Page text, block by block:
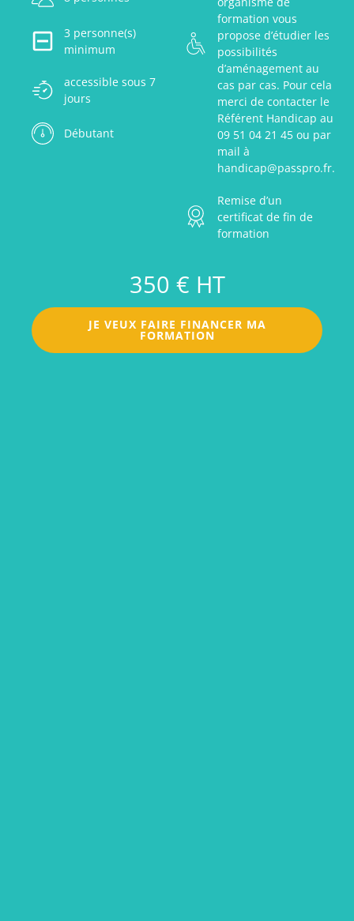
3 personne(s)
minimum
accessible sous 7
jours
Débutant
formation vous
propose d’étudier les
possibilités
d’aménagement au
cas par cas. Pour cela
merci de contacter le
Référent Handicap au
09 51 04 21 45 ou par
mail à
handicap@passpro.fr.
Remise d’un
certificat de fin de
formation
350 € HT
JE VEUX FAIRE FINANCER MA
FORMATION